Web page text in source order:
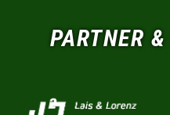
PARTNER